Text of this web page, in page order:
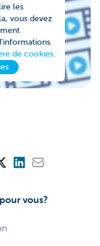
les
vous devez
de cookies.
vous?